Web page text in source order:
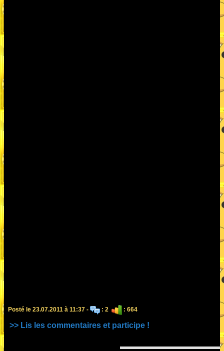
Posté le 23.07.2011 à 11:37 - : 2 : 664
>> Lis les commentaires et participe !